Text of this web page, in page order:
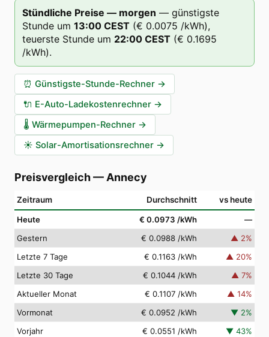
Stündliche Preise — morgen — günstigste
Stunde um 13:00 CEST (€ 0.0075 /kWh),
teuerste Stunde um 22:00 CEST (€ 0.1695
/kWh).
⏰ Günstigste-Stunde-Rechner →
🔌 E-Auto-Ladekostenrechner →
🌡️ Wärmepumpen-Rechner →
☀️ Solar-Amortisationsrechner →
Preisvergleich— Annecy
Zeitraum Durchschnitt vs heute
Heute € 0.0973 /kWh
—
Gestern
€ 0.0988 /kWh ▲ 2%
Letzte 7 Tage
€ 0.1163 /kWh ▲ 20%
Letzte 30 Tage
€ 0.1044 /kWh ▲ 7%
Aktueller Monat
€ 0.1107 /kWh ▲ 14%
Vormonat
€ 0.0952 /kWh ▼ 2%
Vorjahr
€ 0.0551 /kWh ▼ 43%